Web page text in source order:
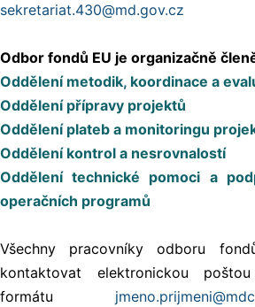
sekretariat.430@md.gov.cz
Odbor fondů EU je organizačně
Oddělení metodik, koordinace a
Oddělení přípravy projektů
Oddělení plateb a monitoringu
Oddělení kontrol a nesrovnalostí
Oddělení technické pomoci a
operačních programů
Všechny pracovníky odboru
kontaktovat elektronickou
formátu